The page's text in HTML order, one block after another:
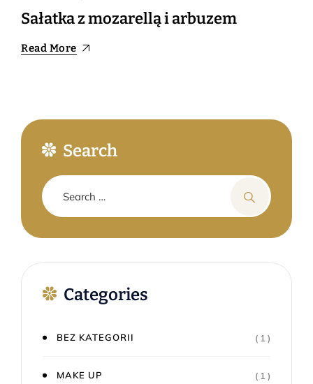
Sałatka z mozarellą i arbuzem
Read More
Search
Categories
BEZ KATEGORII ( 1 )
MAKE UP ( 1 )